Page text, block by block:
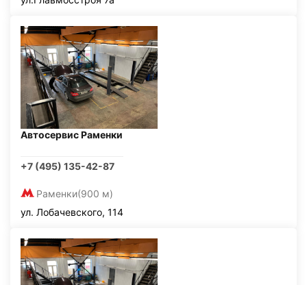
Автосервис Раменки
+7 (495) 135-42-87
Раменки(900 м)
ул. Лобачевского, 114